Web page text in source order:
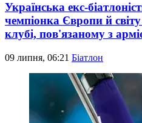
Українська екс-
чемпіонка Європи й
клубі, пов'язаному з
09 липня, 06:21 Біатлон